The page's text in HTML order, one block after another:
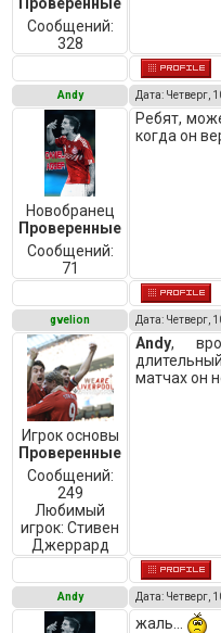
Сообщений:
328
Andy Дата: Четверг,
Новобранец
Проверенные
Сообщений:
71
Ребят,
когда он
gvelion Дата: Четверг,
Игрок основы
Проверенные
Сообщений:
249
Любимый
игрок:Стивен
Джеррард
Andy,
матчах он
Andy Дата: Четверг,
жаль...